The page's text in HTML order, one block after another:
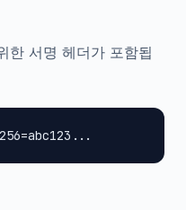
한 서명 헤더가 포함됩